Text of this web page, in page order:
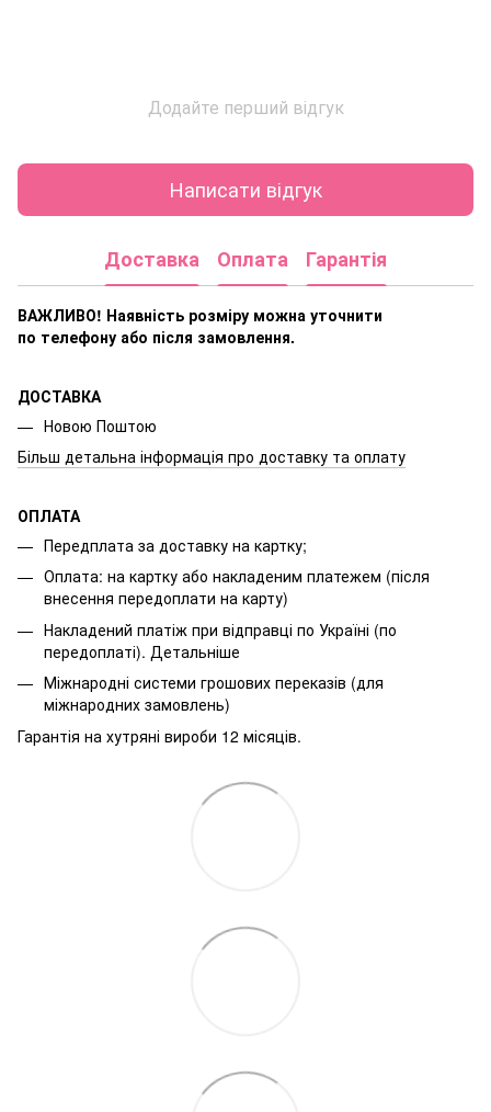
Додайте перший відгук
Написати відгук
Доставка Оплата Гарантія
ВАЖЛИВО! Наявність розміру можна уточнити
по телефону або після замовлення.
ДОСТАВКА
Новою Поштою
Більш детальна інформація про доставку та оплату
ОПЛАТА
Передплата за доставку на картку;
Оплата: на картку або накладеним платежем (після
внесення передоплати на карту)
Накладений платіж при відправці по Україні (по
передоплаті). Детальніше
Міжнародні системи грошових переказів (для
міжнародних замовлень)
Гарантія на хутряні вироби 12 місяців.